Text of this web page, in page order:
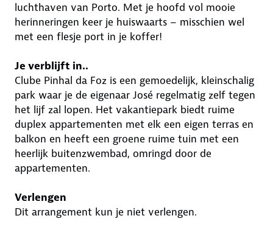
luchthaven van Porto. Met je hoofd vol mooie
herinneringen keer je huiswaarts – misschien wel
met een flesje port in je koffer!
Je verblijft in..
Clube Pinhal da Foz is een gemoedelijk, kleinschalig
park waar je de eigenaar José regelmatig zelf tegen
het lijf zal lopen. Het vakantiepark biedt ruime
duplex appartementen met elk een eigen terras en
balkon en heeft een groene ruime tuin met een
heerlijk buitenzwembad, omringd door de
appartementen.
Verlengen
Dit arrangement kun je niet verlengen.